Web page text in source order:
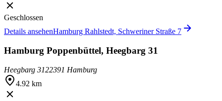
Geschlossen
Details ansehenHamburg Rahlstedt, Schweriner Straße 7
Hamburg Poppenbüttel, Heegbarg 31
Heegbarg 3122391 Hamburg
4.92 km